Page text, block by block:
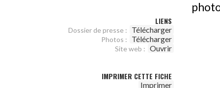
LIENS
Dossier de presse : Télécharger
Photos : Télécharger
Site web : Ouvrir
IMPRIMER CETTE FICHE
Imprimer